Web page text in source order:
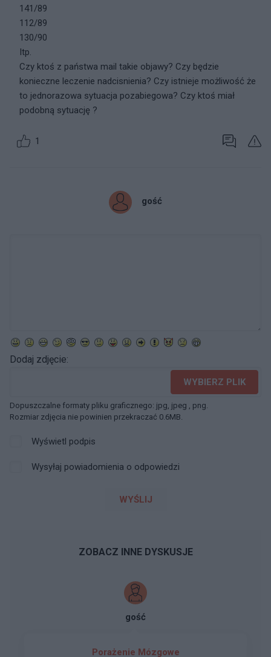
141/89
112/89
130/90
Itp.
Czy ktoś z państwa mail takie objawy? Czy będzie
konieczne leczenie nadcisnienia? Czy istnieje możliwość że
to jednorazowa sytuacja pozabiegowa? Czy ktoś miał
podobną sytuację ?
1
gość
Dodaj zdjęcie:
WYBIERZ PLIK
Dopuszczalne formaty pliku graficznego: jpg, jpeg , png.
Rozmiar zdjęcia nie powinien przekraczać 0.6MB.
Wyświetl podpis
Wysyłaj powiadomienia o odpowiedzi
WYŚLIJ
ZOBACZ INNE DYSKUSJE
gość
Porażenie Mózgowe